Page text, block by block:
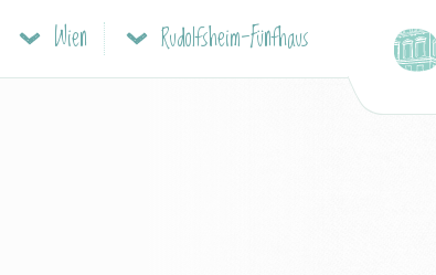
Wien Rudolfsheim-Fünfhaus